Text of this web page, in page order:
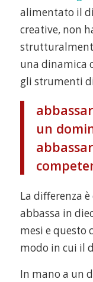
alimentato il
creative, non
una dinamica
gli strumenti
un
La differenza
abbassa in
mesi e questo
modo in cui il
In mano a un